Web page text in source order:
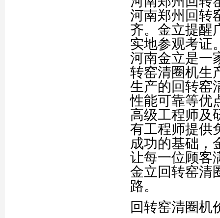
河南郑州回转
齐。金立提醒
实地参观考证
河南金立是一
转窑清圈机生
生产的回转窑
性能可靠等优
高级工程师及
有工程师提供
成功的基础，
让每一位顾客
金立回转窑清
路。
回转窑清圈机